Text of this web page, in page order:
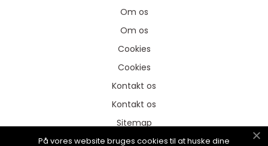
Om os
Om os
Cookies
Cookies
Kontakt os
Kontakt os
Sitemap
Sitemap
På vores website bruges cookies til at huske dine